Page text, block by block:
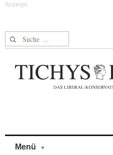
Suche nach:
Menü